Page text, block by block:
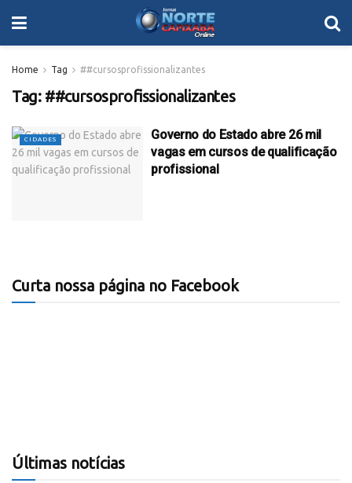
Home Tag ##cursosprofissionalizantes
Tag: ##cursosprofissionalizantes
CIDADES
Governo do Estado abre 26 mil
vagas em cursos de qualificação
profissional
Curta nossa página no Facebook
Últimas notícias